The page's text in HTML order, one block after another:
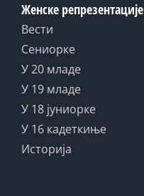
Женске репрезентације
Вести
Сениорке
У 20 младе
У 19 младе
У 18 јуниорке
У 16 кадеткиње
Историја